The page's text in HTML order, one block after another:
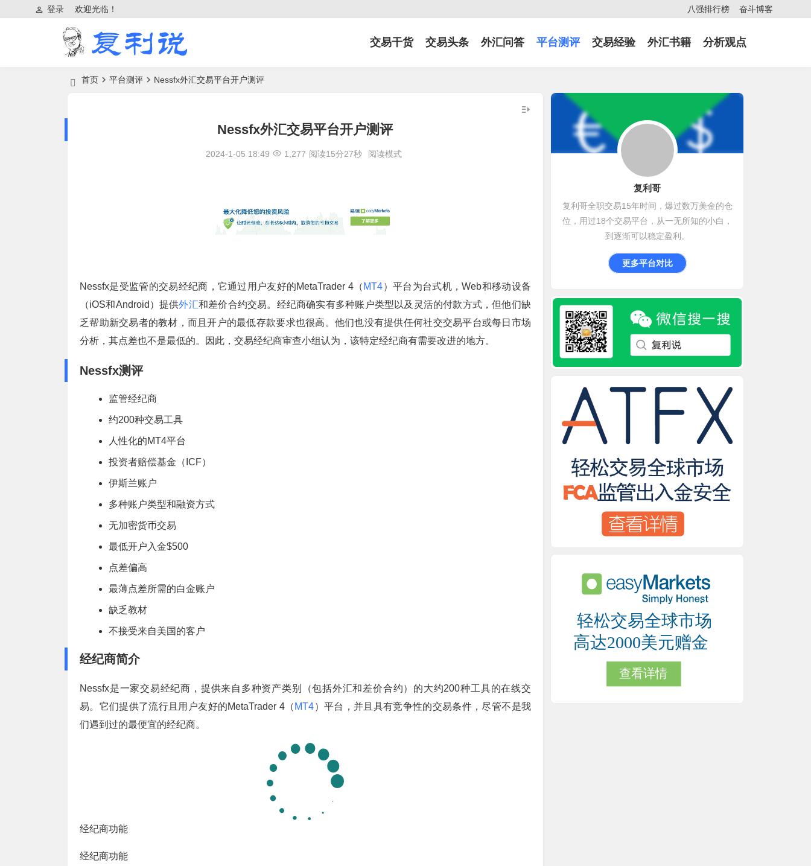
欢迎光临！
登录 八强排行榜 奋斗博客
交易干货 交易头条 外汇问答 平台测评 交易经验 外汇书籍 分析观点
首页 平台测评 Nessfx外汇交易平台开户测评
Nessfx外汇交易平台开户测评
2024-1-05 18:49 1,277 阅读15分27秒 阅读模式
Nessfx是受监管的交易经纪商，它通过用户友好的MetaTrader 4（ MT4）平台为台式机，Web和移动设备
（iOS和Android）提供外汇和差价合约交易。经纪商确实有多种账户类型以及灵活的付款方式，但他们缺
乏帮助新交易者的教材，而且开户的最低存款要求也很高。他们也没有提供任何社交交易平台或每日市场
分析，其点差也不是最低的。因此，交易经纪商审查小组认为，该特定经纪商有需要改进的地方。
Nessfx测评
监管经纪商
约200种交易工具
人性化的MT4平台
投资者赔偿基金（ICF）
伊斯兰账户
多种账户类型和融资方式
无加密货币交易
最低开户入金$500
点差偏高
最薄点差所需的白金账户
缺乏教材
不接受来自美国的客户
经纪商简介
Nessfx是一家交易经纪商，提供来自多种资产类别（包括外汇和差价合约）的大约200种工具的在线交
易。它们提供了流行且用户友好的MetaTrader 4（ MT4）平台，并且具有竞争性的交易条件，尽管不是我
们遇到过的最便宜的经纪商。
经纪商功能
经纪商功能
复利哥
复利哥全职交易15年时间，爆过数万美金的仓
位，用过18个交易平台，从一无所知的小白，
到逐渐可以稳定盈利。
更多平台对比